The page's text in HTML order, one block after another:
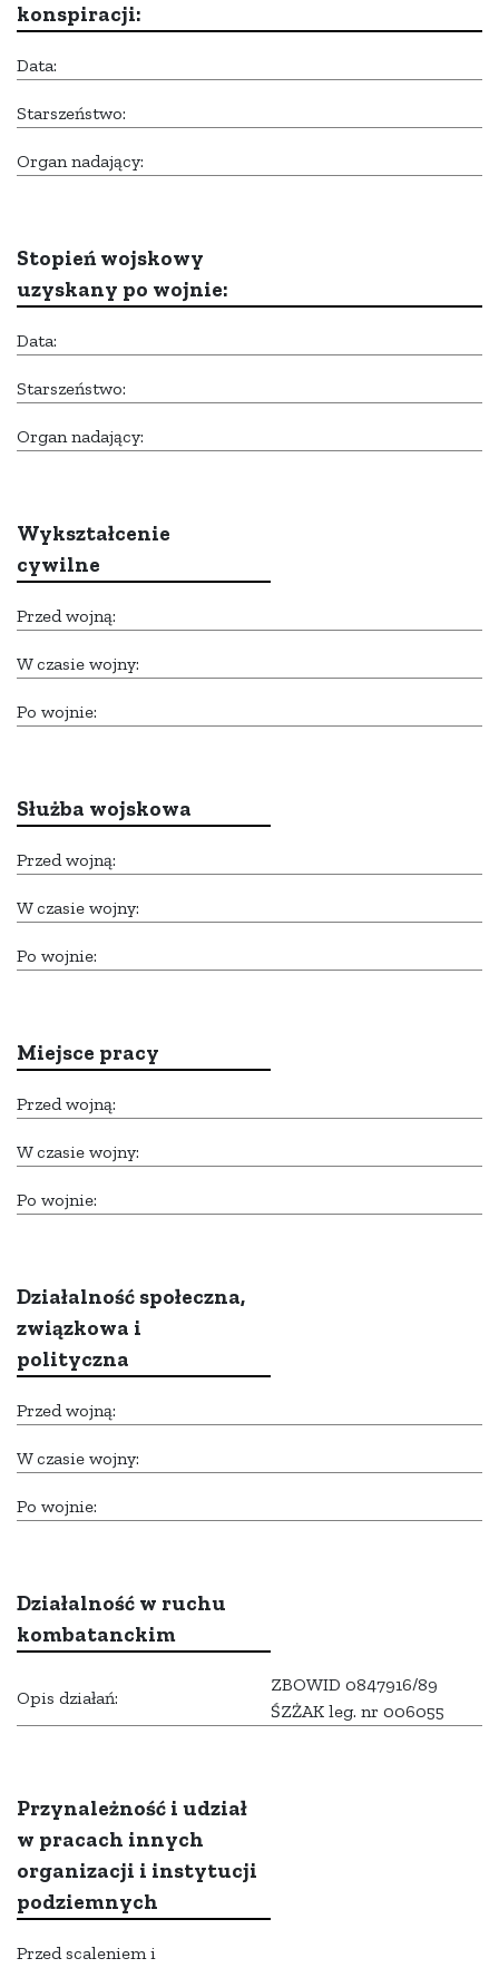
konspiracji:
Data:
Starszeństwo:
Organ nadający:
Stopień wojskowy
uzyskany po wojnie:
Data:
Starszeństwo:
Organ nadający:
Wykształcenie
cywilne
Przed wojną:
W czasie wojny:
Po wojnie:
Służba wojskowa
Przed wojną:
W czasie wojny:
Po wojnie:
Miejsce pracy
Przed wojną:
W czasie wojny:
Po wojnie:
Działalność społeczna,
związkowa i
polityczna
Przed wojną:
W czasie wojny:
Po wojnie:
Działalność w ruchu
kombatanckim
Opis działań:
ZBOWID 0847916/89
ŚZŻAK leg. nr 006055
Przynależność i udział
w pracach innych
organizacji i instytucji
podziemnych
Przed scaleniem i